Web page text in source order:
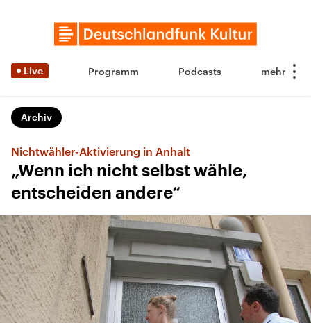
Live Programm Podcasts
Archiv
Nichtwähler-Aktivierung in Anhalt
„Wenn ich nicht selbst wähle,
entscheiden andere“